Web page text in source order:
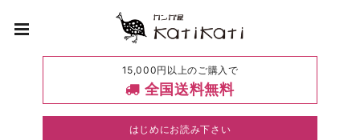
15,000円以上のご購入で
全国送料無料
はじめにお読み下さい